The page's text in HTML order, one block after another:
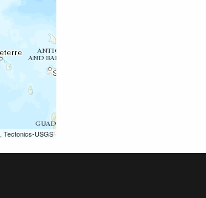
Tectonics-USGS